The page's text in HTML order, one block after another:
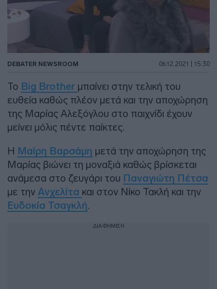
DEBATER NEWSROOM 06.12.2021 | 15:30
Το Big Brother μπαίνει στην τελική του
ευθεία καθώς πλέον μετά και την αποχώρηση
της Μαρίας Αλεξόγλου στο παιχνίδι έχουν
μείνει μόλις πέντε παίκτες.
Η Μαίρη Βαρσάμη μετά την αποχώρηση της
Μαρίας βιώνει τη μοναξιά καθώς βρίσκεται
ανάμεσα στο ζευγάρι του Παναγιώτη Πέτσα
με την Ανχελίτα και στον Νίκο Τακλή και την
Ευδοκία Τσαγκλή.
ΔΙΑΦΗΜΙΣΗ